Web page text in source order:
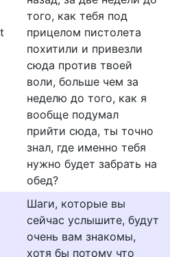
того, как тебя под
прицелом пистолета
похитили и привезли
сюда против твоей
воли, больше чем за
неделю до того, как я
вообще подумал
прийти сюда, ты точно
знал, где именно тебя
нужно будет забрать на
обед?
Шаги, которые вы
сейчас услышите, будут
очень вам знакомы,
хотя бы потому что